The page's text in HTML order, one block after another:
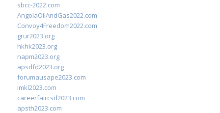
sbcc-2022.com
AngolaOilAndGas2022.com
Convoy4Freedom2022.com
grur2023.org
hkhk2023.org
napm2023.org
apsdfd2023.org
forumausape2023.com
imkl2023.com
careerfaircsd2023.com
apsth2023.com